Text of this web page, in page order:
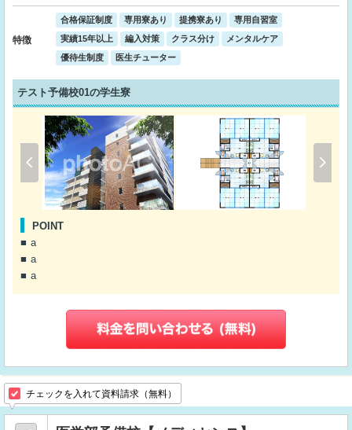
特徴
合格保証制度 専用寮あり 提携寮あり
専用自習室
実績15年以上
編入対策 クラス分け
メンタルケア
優待生制度
医生チューター
テスト予備校01の学生寮
POINT
a
a
a
チェックを入れて資料請求（無料）